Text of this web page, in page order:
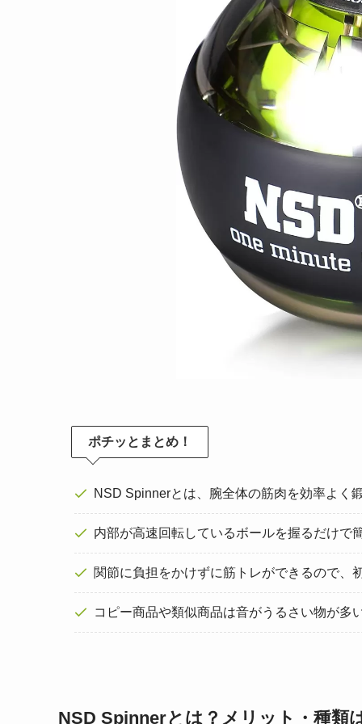
ポチッとまとめ！
NSD Spinnerとは、腕全体の筋肉を効率よく
内部が高速回転しているボールを握るだけで
関節に負担をかけずに筋トレができるので、
コピー商品や類似商品は音がうるさい物が多
NSD Spinnerとは？メリット・種類